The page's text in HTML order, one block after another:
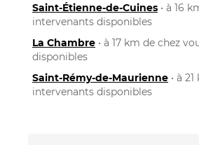
Saint-Étienne-de-Cuines • à 16
intervenants disponibles
La Chambre • à 17 km de chez
disponibles
Saint-Rémy-de-Maurienne • à
intervenants disponibles